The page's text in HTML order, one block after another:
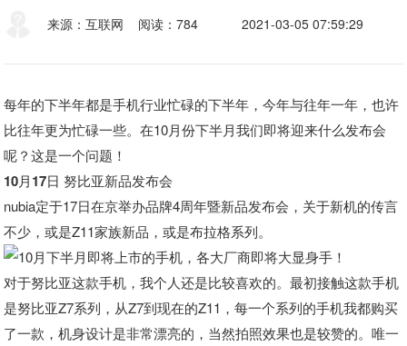
来源：互联网 阅读：784 2021-03-05 07:59:29
每年的下半年都是手机行业忙碌的下半年，今年与往年一年，也许
比往年更为忙碌一些。在10月份下半月我们即将迎来什么发布会
呢？这是一个问题！
10月17日 努比亚新品发布会
nubia定于17日在京举办品牌4周年暨新品发布会，关于新机的传言
不少，或是Z11家族新品，或是布拉格系列。
对于努比亚这款手机，我个人还是比较喜欢的。最初接触这款手机
是努比亚Z7系列，从Z7到现在的Z11，每一个系列的手机我都购买
了一款，机身设计是非常漂亮的，当然拍照效果也是较赞的。唯一